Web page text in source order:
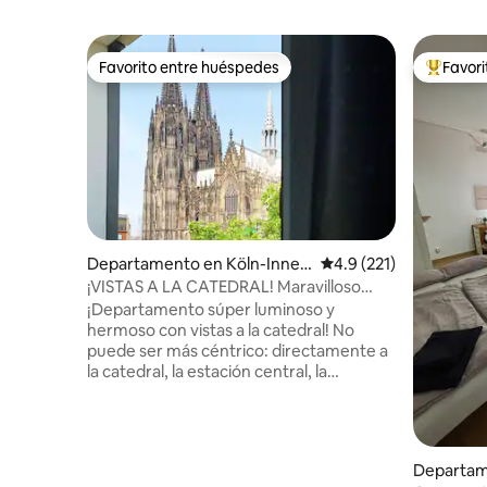
Favorito entre huéspedes
Favorito entre huéspedes
Departamento en Köln-Innen
stadt
Calificación
4.9 (221)
¡VISTAS A LA CATEDRAL! Maravilloso
apartamento supercéntrico
¡Departamento súper luminoso y
hermoso con vistas a la catedral! No
puede ser más céntrico: directamente a
la catedral, la estación central, la
De los